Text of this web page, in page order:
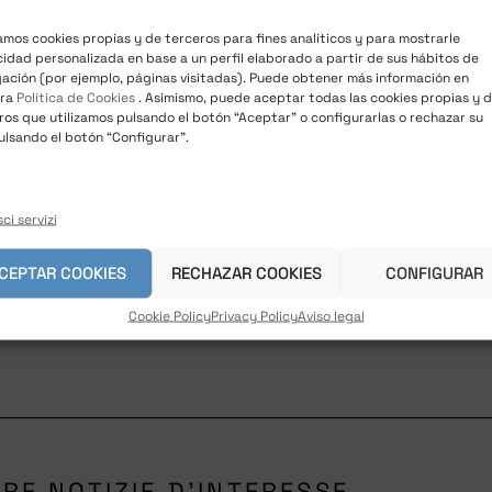
cookies propias y de terceros para fines analíticos y para mostrarle
personalizada en base a un perfil elaborado a partir de sus hábitos de
(por ejemplo, páginas visitadas). Puede obtener más información en
Política de Cookies. Asimismo, puede aceptar todas las cookies propias y
que utilizamos pulsando el botón “Aceptar” o configurarlas o rechazar su
el botón “Configurar”.
servizi
COOKIES RECHAZAR COOKIES CONFIGURAR
Cookie PolicyPrivacy PolicyAviso legal
e non scivoli mai in pratiche illecite o demagogiche,
di pochissimi consiglieri, la larga maggioranza
e dello stessoCom.It.Es., confermando
equilibrio e spirito di servizio, fedele alla
rispetto e unità.